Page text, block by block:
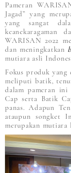
Pameran
Jagad” yang
yang sangat
keanekaragaman
WARISAN 2022
dan meningkatkan
mutiara asli
Fokus produk
meliputi batik,
dalam pameran
Cap serta Batik
panas. Adapun
ataupun songket
merupakan mutiara